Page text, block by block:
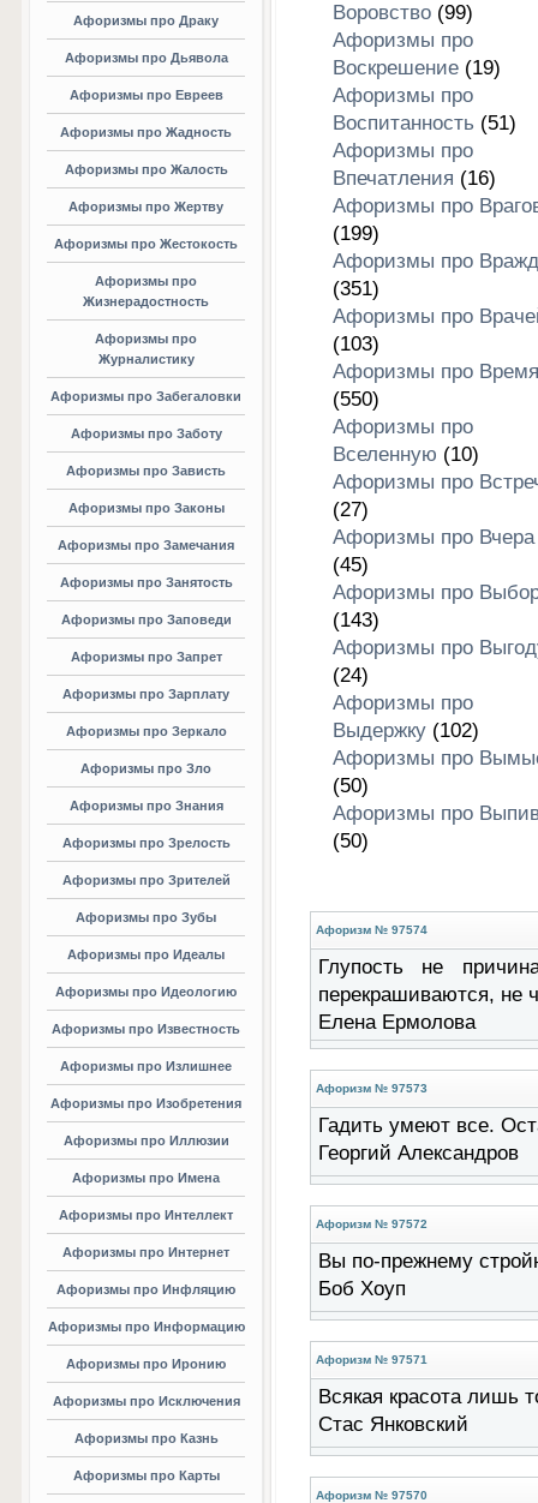
Афоризмы про Драку
Афоризмы про Дьявола
Афоризмы про Евреев
Афоризмы про Жадность
Афоризмы про Жалость
Афоризмы про Жертву
Афоризмы про Жестокость
Афоризмы про
Жизнерадостность
Афоризмы про
Журналистику
Афоризмы про Забегаловки
Афоризмы про Заботу
Афоризмы про Зависть
Афоризмы про Законы
Афоризмы про Замечания
Афоризмы про Занятость
Афоризмы про Заповеди
Афоризмы про Запрет
Афоризмы про Зарплату
Афоризмы про Зеркало
Афоризмы про Зло
Афоризмы про Знания
Афоризмы про Зрелость
Афоризмы про Зрителей
Афоризмы про Зубы
Афоризмы про Идеалы
Афоризмы про Идеологию
Афоризмы про Известность
Афоризмы про Излишнее
Афоризмы про Изобретения
Афоризмы про Иллюзии
Афоризмы про Имена
Афоризмы про Интеллект
Афоризмы про Интернет
Афоризмы про Инфляцию
Афоризмы про Информацию
Афоризмы про Иронию
Афоризмы про Исключения
Афоризмы про Казнь
Афоризмы про Карты
Воровство(99)
Афоризмы про
Воскрешение(19)
Афоризмы про
Воспитанность (51)
Афоризмы про
Впечатления (16)
Афоризмы про
(199)
Афоризмы про
(351)
Афоризмы про
(103)
Афоризмы про Время
(550)
Афоризмы про
Вселенную (10)
Афоризмы про
(27)
Афоризмы про Вчера
(45)
Афоризмы про
(143)
Афоризмы про
(24)
Афоризмы про
Выдержку(102)
Афоризмы про
(50)
Афоризмы про
(50)
Афоризм № 97574
Глупость не
перекрашиваются, не
Елена Ермолова
Афоризм № 97573
Гадить умеют все.
Георгий Александров
Афоризм № 97572
Вы по-прежнему
Боб Хоуп
Афоризм № 97571
Всякая красота лишь
Стас Янковский
Афоризм № 97570